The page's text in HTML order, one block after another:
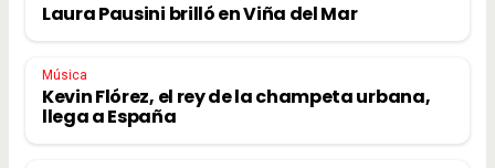
Laura Pausini brilló en Viña del Mar
Música
Kevin Flórez, el rey de la champeta urbana,
llega a España